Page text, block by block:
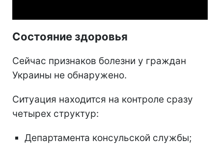
Состояние здоровья
Сейчас признаков болезни у граждан
Украины не обнаружено.
Ситуация находится на контроле сразу
четырех структур:
Департамента консульской службы;